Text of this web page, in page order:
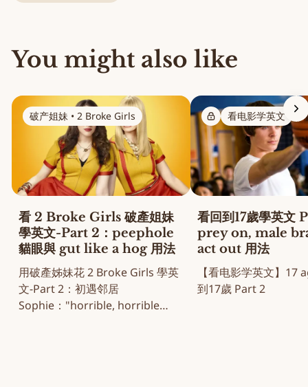
You might also like
破产姐妹 • 2 Broke Girls
看 2 Broke Girls 破產姐妹
學英文-Part 2：peephole
貓眼與 gut like a hog 用法
用破產姊妹花 2 Broke Girls 學英
文-Part 2：初遇邻居
Sophie："horrible, horrible
看电影学英文
看回到17歲學英文
prey on, male
act out 用法
【看电影学英文】17
到17歲 Part 2